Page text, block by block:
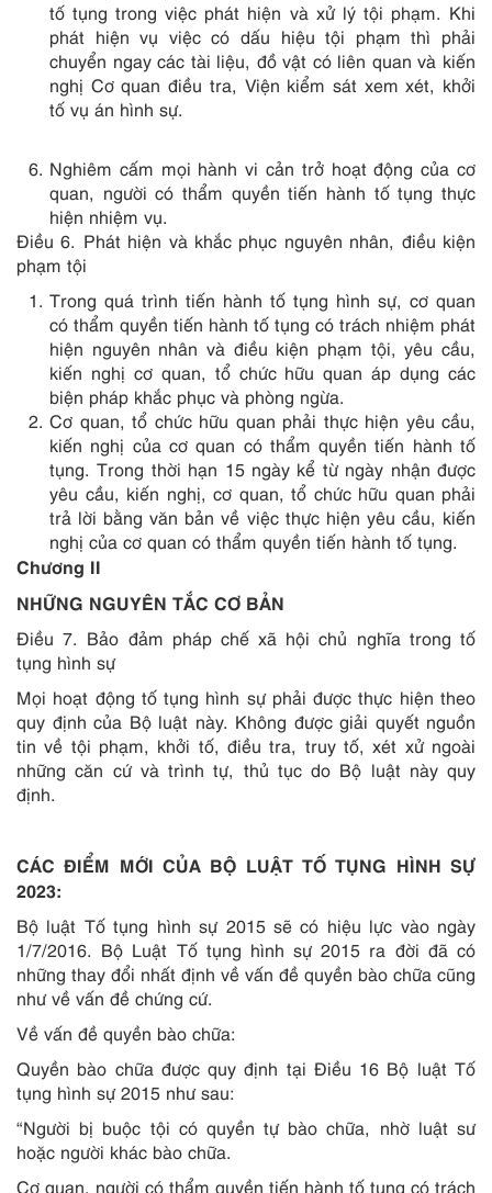
tố tụng trong việc phát hiện và xử lý tội phạm. Khi
phát hiện vụ việc có dấu hiệu tội phạm thì phải
chuyển ngay các tài liệu, đồ vật có liên quan và kiến
nghị Cơ quan điều tra, Viện kiểm sát xem xét, khởi
tố vụ án hình sự.
Nghiêm cấm mọi hành vi cản trở hoạt động của cơ
quan, người có thẩm quyền tiến hành tố tụng thực
hiện nhiệm vụ.
Điều 6. Phát hiện và khắc phục nguyên nhân, điều kiện
phạm tội
Trong quá trình tiến hành tố tụng hình sự, cơ quan
có thẩm quyền tiến hành tố tụng có trách nhiệm phát
hiện nguyên nhân và điều kiện phạm tội, yêu cầu,
kiến nghị cơ quan, tổ chức hữu quan áp dụng các
biện pháp khắc phục và phòng ngừa.
Cơ quan, tổ chức hữu quan phải thực hiện yêu cầu,
kiến nghị của cơ quan có thẩm quyền tiến hành tố
tụng. Trong thời hạn 15 ngày kể từ ngày nhận được
yêu cầu, kiến nghị, cơ quan, tổ chức hữu quan phải
trả lời bằng văn bản về việc thực hiện yêu cầu, kiến
nghị của cơ quan có thẩm quyền tiến hành tố tụng.
Chương II
NHỮNG NGUYÊN TẮC CƠ BẢN
Điều 7. Bảo đảm pháp chế xã hội chủ nghĩa trong tố
tụng hình sự
Mọi hoạt động tố tụng hình sự phải được thực hiện theo
quy định của Bộ luật này. Không được giải quyết nguồn
tin về tội phạm, khởi tố, điều tra, truy tố, xét xử ngoài
những căn cứ và trình tự, thủ tục do Bộ luật này quy
định.
CÁC ĐIỂM MỚI CỦA BỘ LUẬT TỐ TỤNG HÌNH SỰ
2023:
Bộ luật Tố tụng hình sự 2015 sẽ có hiệu lực vào ngày
1/7/2016. Bộ Luật Tố tụng hình sự 2015 ra đời đã có
những thay đổi nhất định về vấn đề quyền bào chữa cũng
như về vấn đề chứng cứ.
Về vấn đề quyền bào chữa:
Quyền bào chữa được quy định tại Điều 16 Bộ luật Tố
tụng hình sự 2015 như sau:
“Người bị buộc tội có quyền tự bào chữa, nhờ luật sư
hoặc người khác bào chữa.
Cơ quan, người có thẩm quyền tiến hành tố tụng có trách